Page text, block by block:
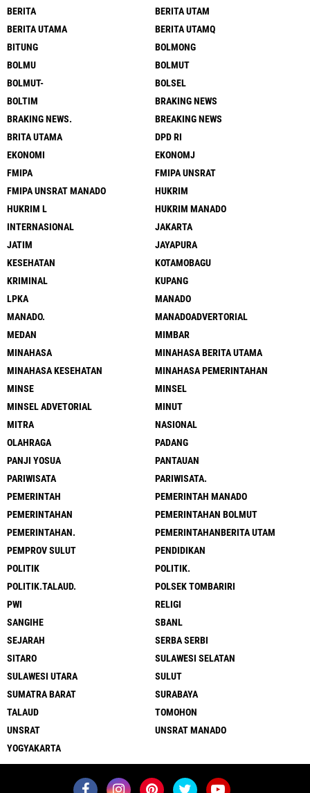
BERITA
BERITA UTAM
BERITA UTAMA
BERITA UTAMQ
BITUNG
BOLMONG
BOLMU
BOLMUT
BOLMUT-
BOLSEL
BOLTIM
BRAKING NEWS
BRAKING NEWS.
BREAKING NEWS
BRITA UTAMA
DPD RI
EKONOMI
EKONOMJ
FMIPA
FMIPA UNSRAT
FMIPA UNSRAT MANADO
HUKRIM
HUKRIM L
HUKRIM MANADO
INTERNASIONAL
JAKARTA
JATIM
JAYAPURA
KESEHATAN
KOTAMOBAGU
KRIMINAL
KUPANG
LPKA
MANADO
MANADO.
MANADOADVERTORIAL
MEDAN
MIMBAR
MINAHASA
MINAHASA BERITA UTAMA
MINAHASA KESEHATAN
MINAHASA PEMERINTAHAN
MINSE
MINSEL
MINSEL ADVETORIAL
MINUT
MITRA
NASIONAL
OLAHRAGA
PADANG
PANJI YOSUA
PANTAUAN
PARIWISATA
PARIWISATA.
PEMERINTAH
PEMERINTAH MANADO
PEMERINTAHAN
PEMERINTAHAN BOLMUT
PEMERINTAHAN.
PEMERINTAHANBERITA UTAM
PEMPROV SULUT
PENDIDIKAN
POLITIK
POLITIK.
POLITIK.TALAUD.
POLSEK TOMBARIRI
PWI
RELIGI
SANGIHE
SBANL
SEJARAH
SERBA SERBI
SITARO
SULAWESI SELATAN
SULAWESI UTARA
SULUT
SUMATRA BARAT
SURABAYA
TALAUD
TOMOHON
UNSRAT
UNSRAT MANADO
YOGYAKARTA